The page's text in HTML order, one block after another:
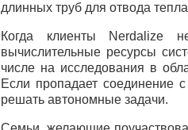
длинных труб для отвода
Когда клиенты Nerdalize
вычислительные ресурсы
числе на исследования в
Если пропадает соединение
решать автономные задачи.